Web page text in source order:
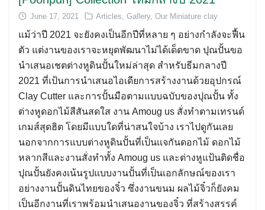
June 17, 2021 Articles, Gallery, Our Miniature clay
แม้ว่าปี 2021 จะยังคงเป็นอีกปีที่หลาย ๆ อย่างกำลังจะฟื้น
ตัว แต่งานของเราจะหยุดพัฒนาไม่ได้เด็ดขาด ปุณปั้นขอ
นำเสนอเชตต่างหูดินปั้นใหม่ล่าสุด สำหรับธีมกลางปี
2021 ที่เป้นการนำเสนอไอเดียการสร้างงานด้วยอุปกรณ์
Clay Cutter และการปั้นมือตามแบบฉบับของปุณปั้น ทั้ง
ต่างหูดอกไม้สีสันสดใส งาน Amoug us สั่งทำตามเทรนด์
เกมส์สุดฮิต โดยมีเเบบใดที่น่าสนใจบ้าง เราไปดูกันเลย
นอกจากการแบบต่างหูดินปั้นที่เป็นเเจกันดอกไม้ ดอกไม้
หลากสีและงานสั่งทำทั้ง Amoug us และต่างหูแป้นติดชื่อ
ปุณปั้นยังคงเน้นรูปแบบงานปั้นที่เป็นเอกลักษณ์ของเรา
อย่างงานปั้นดินไทยของจิ๋ว ซึ่งงานขนม ผลไม้จิ๋วก็ยังคม
เป็นอีกงานที่เราพร้อมนำเสนองานของจิ๋ว ที่สร้างสรรค์